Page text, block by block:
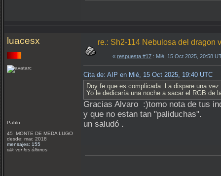
luacesx
Pablo
45 MONTE DE MEDA LUGO
desde: mar, 2018
mensajes: 155
clik ver los últimos
re.: Sh2-114 Nebulosa del dragon
« respuesta #17 : Mié, 15 Oct 2025, 20:58
Cita de: AIP en Mié, 15 Oct 2025, 19:40 UTC
Doy fe que es complicada. La dispare una
Yo le dedicaría una noche a sacar el RGB de
Gracias Alvaro :)tomo nota de tus
y que no estan tan "paliduchas".
un saludó .